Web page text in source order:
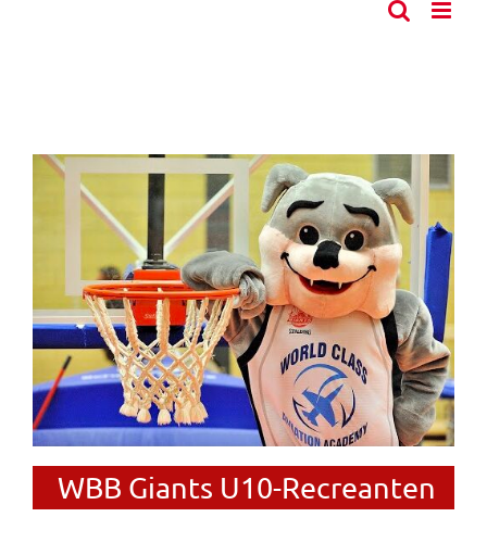
WBB Giants U10-Recreanten